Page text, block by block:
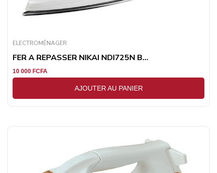
ELECTROMÉNAGER
FER A REPASSER NIKAI NDI725N B...
10 000 FCFA
AJOUTER AU PANIER